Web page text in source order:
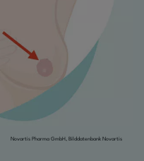
Novartis Pharma GmbH, Bilddatenbank Novartis